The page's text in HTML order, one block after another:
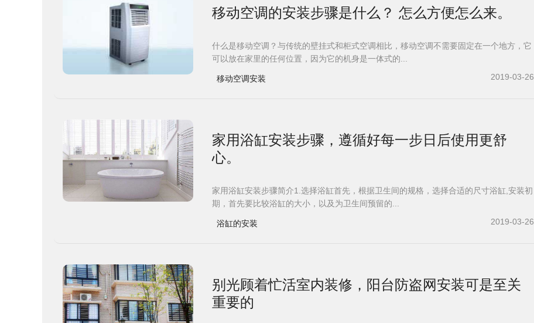
移动空调的安装步骤是什么？ 怎么方便怎么来。
什么是移动空调？与传统的壁挂式和柜式空调相比，移动空调不需要固定在一个地方，它
可以放在家里的任何位置，因为它的机身是一体式的...
移动空调安装 2019-03-26
​家用浴缸安装步骤，遵循好每一步日后使用更舒
心。
家用浴缸安装步骤简介1.选择浴缸首先，根据卫生间的规格，选择合适的尺寸浴缸,安装初
期，首先要比较浴缸的大小，以及为卫生间预留的...
浴缸的安装 2019-03-26
别光顾着忙活室内装修，阳台防盗网安装可是至关
重要的